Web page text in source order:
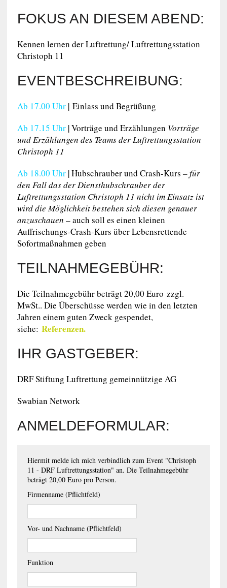
FOKUS AN DIESEM ABEND:
Kennen lernen der Luftrettung/ Luftrettungsstation
Christoph 11
EVENTBESCHREIBUNG:
Ab 17.00 Uhr| Einlass und Begrüßung
Ab 17.15 Uhr| Vorträge und Erzählungen Vorträge
und Erzählungen des Teams der Luftrettungsstation
Christoph 11
Ab 18.00 Uhr| Hubschrauber und Crash-Kurs – für
den Fall das der Diensthubschrauber der
Luftrettungsstation Christoph 11 nicht im Einsatz ist
wird die Möglichkeit bestehen sich diesen genauer
anzuschauen – auch soll es einen kleinen
Auffrischungs-Crash-Kurs über Lebensrettende
Sofortmaßnahmen geben
TEILNAHMEGEBÜHR:
Die Teilnahmegebühr beträgt 20,00 Euro zzgl.
MwSt.. Die Überschüsse werden wie in den letzten
Jahren einem guten Zweck gespendet,
siehe: Referenzen.
IHR GASTGEBER:
DRF Stiftung Luftrettung gemeinnützige AG
Swabian Network
ANMELDEFORMULAR:
Hiermit melde ich mich verbindlich zum Event "Christoph
11 - DRF Luftrettungsstation" an. Die Teilnahmegebühr
beträgt 20,00 Euro pro Person.
Firmenname (Pflichtfeld)
Vor- und Nachname (Pflichtfeld)
Funktion